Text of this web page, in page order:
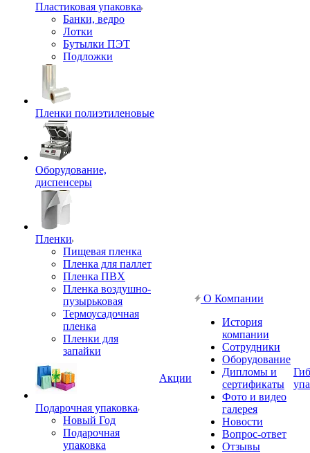
Пластиковая упаковка
Банки, ведро
Лотки
Бутылки ПЭТ
Подложки
Пленки полиэтиленовые
Оборудование,
диспенсеры
Пленки
Пищевая пленка
Пленка для паллет
Пленка ПВХ
Пленка воздушно-
пузырьковая
Термоусадочная
пленка
Пленки для
запайки
Подарочная упаковка
Новый Год
Подарочная
упаковка
Акции
О Компании
История
компании
Сотрудники
Оборудование
Дипломы и
сертификаты
Фото и видео
галерея
Новости
Вопрос-ответ
Отзывы